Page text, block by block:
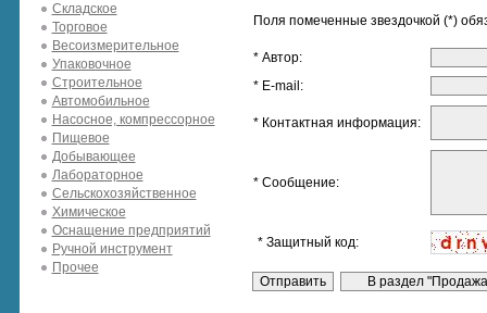
Складское
Торговое
Весоизмерительное
Упаковочное
Строительное
Автомобильное
Насосное, компрессорное
Пищевое
Добывающее
Лабораторное
Сельскохозяйственное
Химическое
Оснащение предприятий
Ручной инструмент
Прочее
Поля помеченные звездочкой (*)
* Автор:
* E-mail:
* Контактная информация:
* Сообщение:
* Защитный код: